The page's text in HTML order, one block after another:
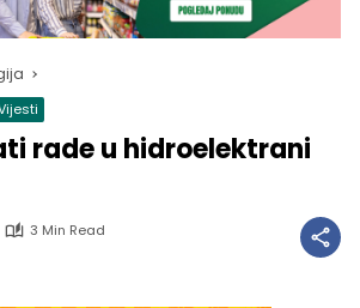
rade u hidroelektrani
3 Min Read